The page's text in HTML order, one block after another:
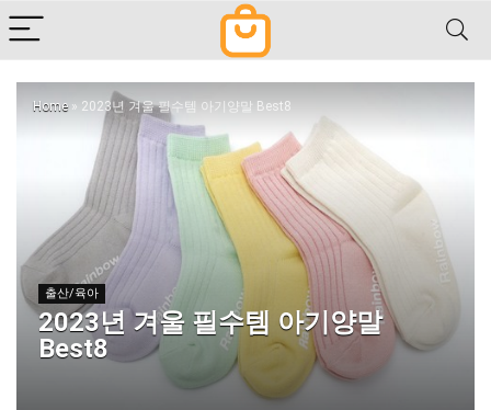
Home » 2023년 겨울 필수템 아기양말 Best8
출산/육아
2023년 겨울 필수템 아기양말
Best8